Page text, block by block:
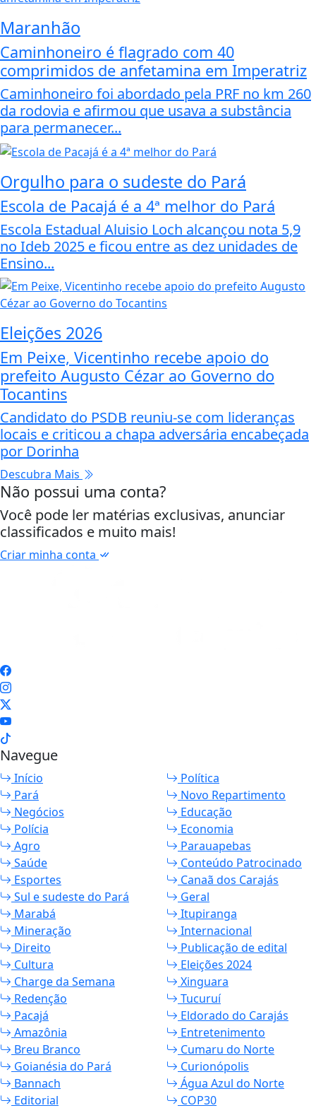
Maranhão
Caminhoneiro é flagrado com 40
comprimidos de anfetamina em Imperatriz
Caminhoneiro foi abordado pela PRF no km 260
da rodovia e afirmou que usava a substância
para permanecer...
Orgulho para o sudeste do Pará
Escola de Pacajá é a 4ª melhor do Pará
Escola Estadual Aluisio Loch alcançou nota 5,9
no Ideb 2025 e ficou entre as dez unidades de
Ensino...
Eleições 2026
Em Peixe, Vicentinho recebe apoio do
prefeito Augusto Cézar ao Governo do
Tocantins
Candidato do PSDB reuniu-se com lideranças
locais e criticou a chapa adversária encabeçada
por Dorinha
Descubra Mais
Não possui uma conta?
Você pode ler matérias exclusivas, anunciar
classificados e muito mais!
Criar minha conta
Navegue
Início
Política
Pará
Novo Repartimento
Negócios
Educação
Polícia
Economia
Agro
Parauapebas
Saúde
Conteúdo Patrocinado
Esportes
Canaã dos Carajás
Sul e sudeste do Pará
Geral
Marabá
Itupiranga
Mineração
Internacional
Direito
Publicação de edital
Cultura
Eleições 2024
Charge da Semana
Xinguara
Redenção
Tucuruí
Pacajá
Eldorado do Carajás
Amazônia
Entretenimento
Breu Branco
Cumaru do Norte
Goianésia do Pará
Curionópolis
Bannach
Água Azul do Norte
Editorial
COP30